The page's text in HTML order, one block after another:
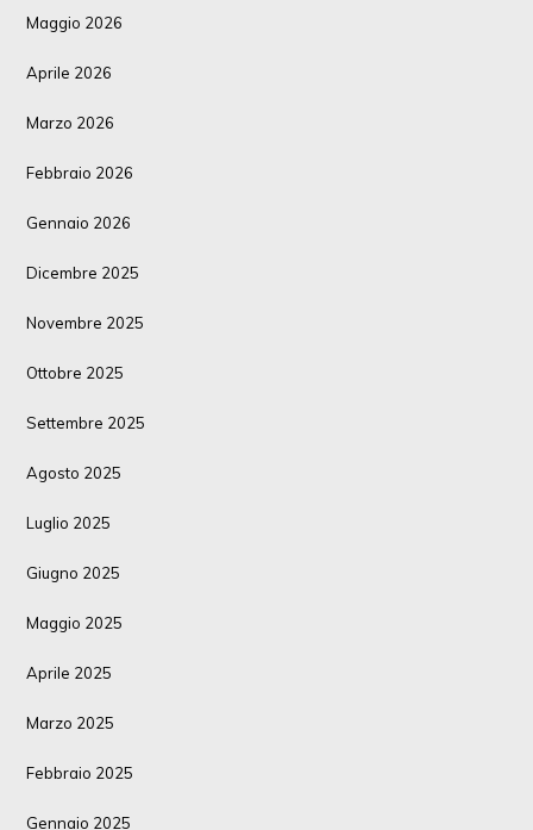
Maggio 2026
Aprile 2026
Marzo 2026
Febbraio 2026
Gennaio 2026
Dicembre 2025
Novembre 2025
Ottobre 2025
Settembre 2025
Agosto 2025
Luglio 2025
Giugno 2025
Maggio 2025
Aprile 2025
Marzo 2025
Febbraio 2025
Gennaio 2025